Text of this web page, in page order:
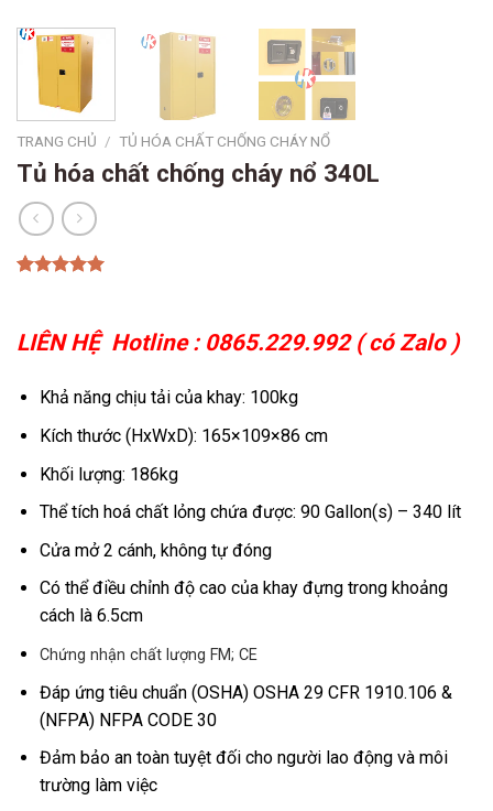
TRANG CHỦ / TỦ HÓA CHẤT CHỐNG CHÁY NỔ
Tủ hóa chất chống cháy nổ 340L
gốc
là:
hiện
tại
₫38,000,000.00.
LIÊN HỆ Hotline : 0865.229.992 ( có Zalo )
Khả năng chịu tải của khay: 100kg
Kích thước (HxWxD): 165×109×86 cm
Khối lượng: 186kg
Thể tích hoá chất lỏng chứa được: 90 Gallon(s) – 340 lít
Cửa mở 2 cánh, không tự đóng
Có thể điều chỉnh độ cao của khay đựng trong khoảng
cách là 6.5cm
Chứng nhận chất lượng FM; CE
Đáp ứng tiêu chuẩn (OSHA) OSHA 29 CFR 1910.106 &
(NFPA) NFPA CODE 30
Đảm bảo an toàn tuyệt đối cho người lao động và môi
trường làm việc